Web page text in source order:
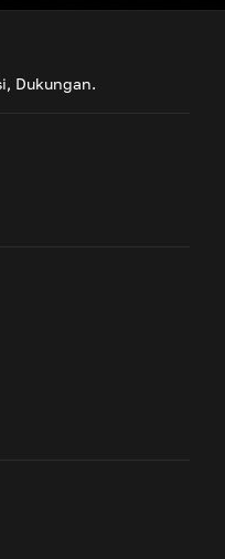
Dukungan.